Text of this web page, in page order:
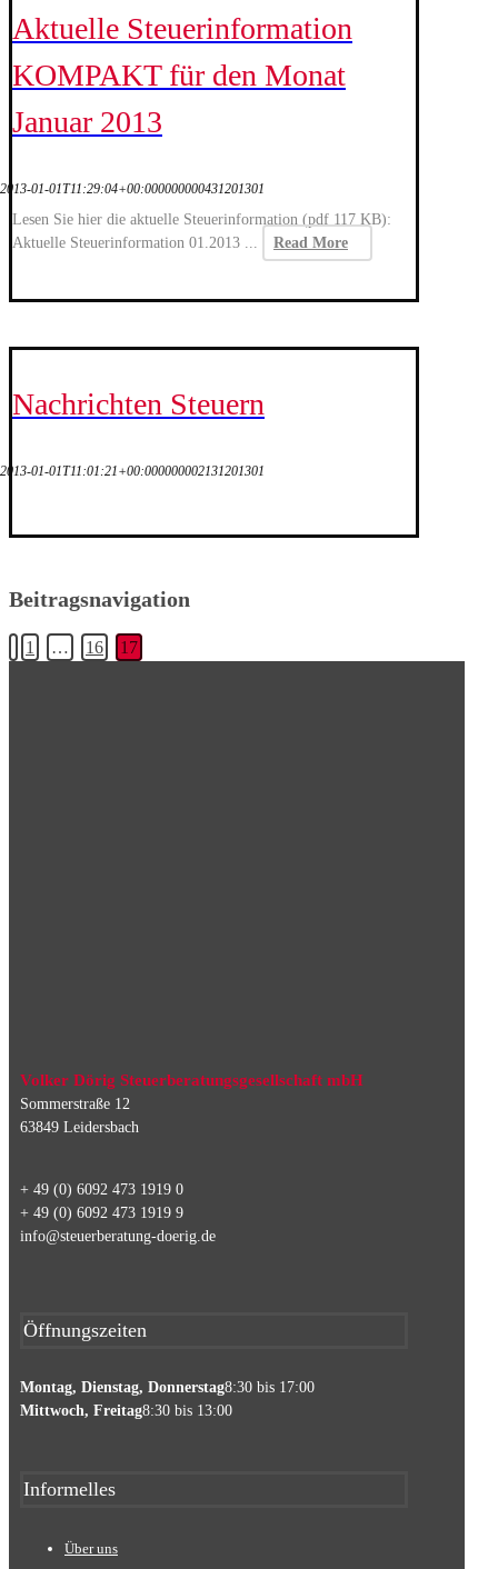
Aktuelle Steuerinformation
KOMPAKT für den Monat
Januar 2013
2013-01-01T11:29:04+00:000000000431201301
Lesen Sie hier die aktuelle Steuerinformation (pdf 117 KB):
Aktuelle Steuerinformation 01.2013 ...
Read More
Nachrichten Steuern
2013-01-01T11:01:21+00:000000002131201301
Beitragsnavigation
1 … 16 17
Volker Dörig Steuerberatungsgesellschaft mbH
Sommerstraße 12
63849 Leidersbach
+ 49 (0) 6092 473 1919 0
+ 49 (0) 6092 473 1919 9
info@steuerberatung-doerig.de
Öffnungszeiten
Montag, Dienstag, Donnerstag8:30 bis 17:00
Mittwoch, Freitag8:30 bis 13:00
Informelles
Über uns